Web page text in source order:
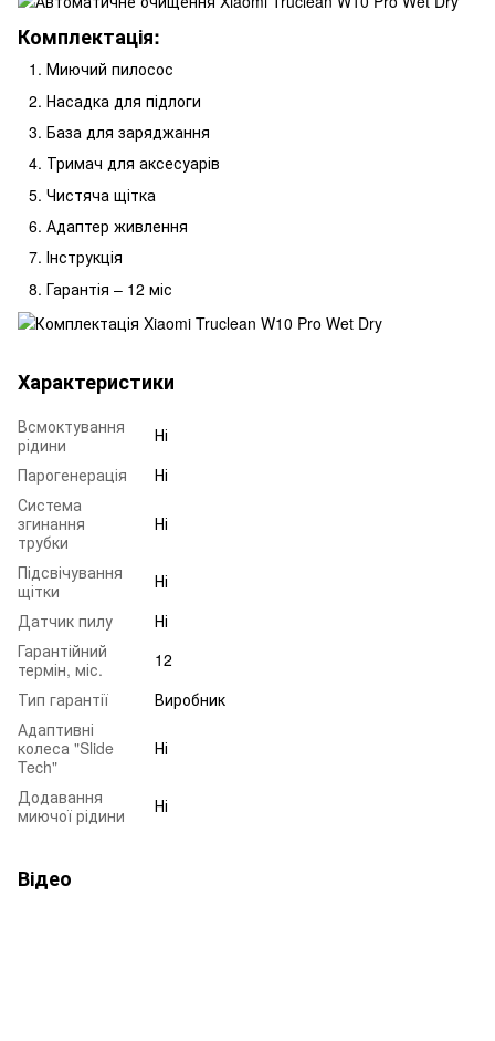
Комплектація:
Миючий пилосос
Насадка для підлоги
База для заряджання
Тримач для аксесуарів
Чистяча щітка
Адаптер живлення
Інструкція
Гарантія – 12 міс
Характеристики
Всмоктування
рідини
Ні
Парогенерація
Ні
Система
згинання
трубки
Ні
Підсвічування
щітки
Ні
Датчик пилу
Ні
Гарантійний
термін, міс.
12
Тип гарантії
Виробник
Адаптивні
колеса "Slide
Tech"
Ні
Додавання
миючої рідини
Ні
Відео